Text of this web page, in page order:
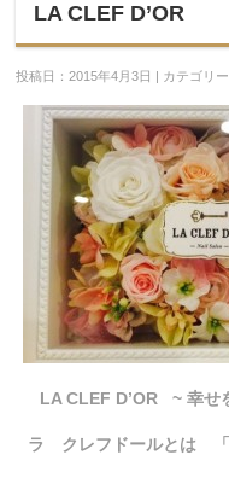
LA CLEF D’OR
投稿日：2015年4月3日 | カテゴリー
LA CLEF D’OR ~ 幸せ
ラ クレフドールとは 「